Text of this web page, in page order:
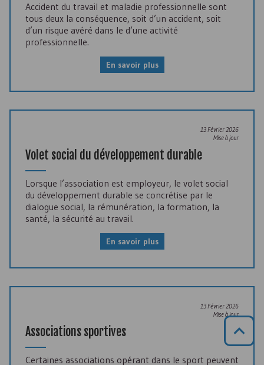
Accident du travail et maladie professionnelle sont
tous deux la conséquence, soit d’un accident, soit
d’un risque avéré dans le d’une activité
professionnelle.
En savoir plus
13 Février 2026
Mise à jour
Volet social du développement durable
Lorsque l’association est employeur, le volet social
du développement durable se concrétise par le
dialogue social, la rémunération, la formation, la
santé, la sécurité au travail.
En savoir plus
13 Février 2026
Mise à jour
Associations sportives
Certaines associations opérant dans le sport peuvent